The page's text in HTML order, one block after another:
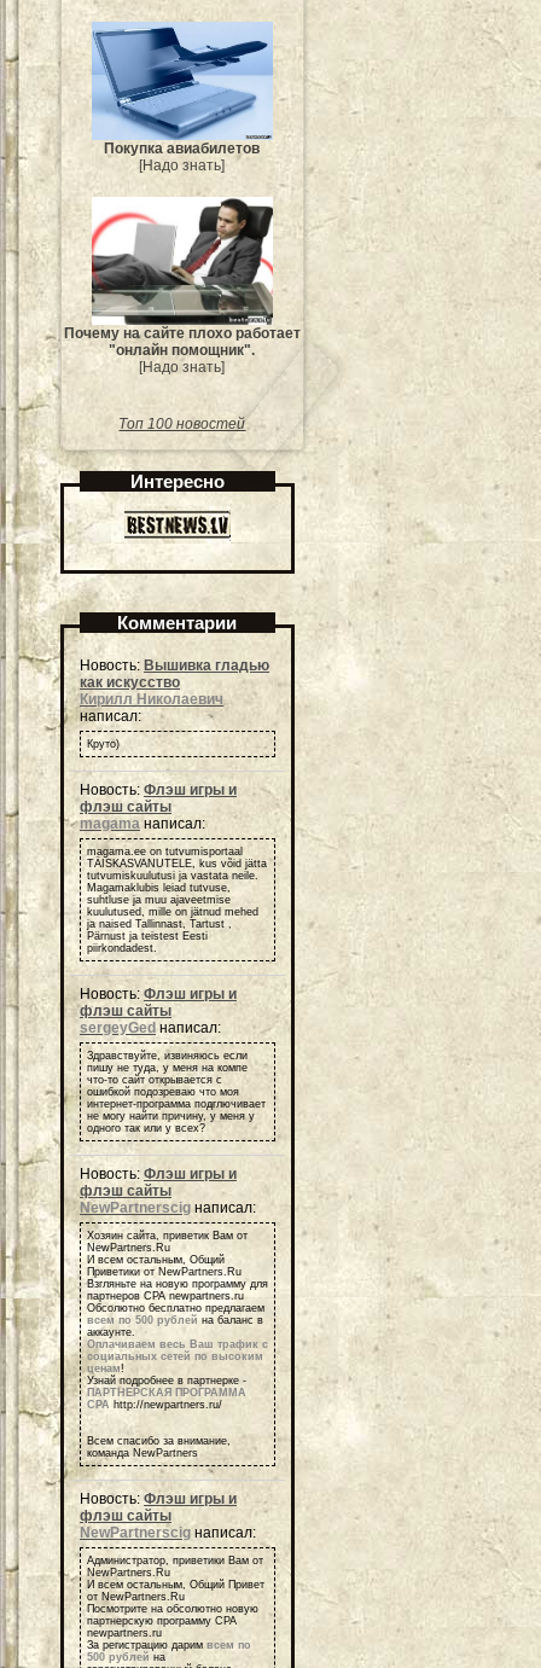
Покупка авиабилетов
[Надо знать]
Почему на сайте плохо работает
"онлайн помощник".
[Надо знать]
Топ 100 новостей
Интересно
Комментарии
Новость: Вышивка гладью
как искусство
Кирилл Николаевич
написал:
Круто)
Новость: Флэш игры и
флэш сайты
magama написал:
magama.ee on tutvumisportaal
TÄISKASVANUTELE, kus võid jätta
tutvumiskuulutusi ja vastata neile.
Magamaklubis leiad tutvuse,
suhtluse ja muu ajaveetmise
kuulutused, mille on jätnud mehed
ja naised Tallinnast, Tartust ,
Pärnust ja teistest Eesti
piirkondadest.
Новость: Флэш игры и
флэш сайты
sergeyGed написал:
Здравствуйте, извиняюсь если
пишу не туда, у меня на компе
что-то сайт открывается с
ошибкой подозреваю что моя
интернет-программа подглючивает
не могу найти причину, у меня у
одного так или у всех?
Новость: Флэш игры и
флэш сайты
NewPartnerscig написал:
Хозяин сайта, приветик Вам от
NewPartners.Ru
И всем остальным, Общий
Приветики от NewPartners.Ru
Взгляньте на новую программу для
партнеров СРА newpartners.ru
Обсолютно бесплатно предлагаем
всем по 500 рублей на баланс в
аккаунте.
Оплачиваем весь Ваш трафик с
социальных сетей по высоким
ценам!
Узнай подробнее в партнерке -
ПАРТНЕРСКАЯ ПРОГРАММА
СРА http://newpartners.ru/
Всем спасибо за внимание,
команда NewPartners
Новость: Флэш игры и
флэш сайты
NewPartnerscig написал:
Администратор, приветики Вам от
NewPartners.Ru
И всем остальным, Общий Привет
от NewPartners.Ru
Посмотрите на обсолютно новую
партнерскую программу СРА
newpartners.ru
За регистрацию дарим всем по
500 рублей на